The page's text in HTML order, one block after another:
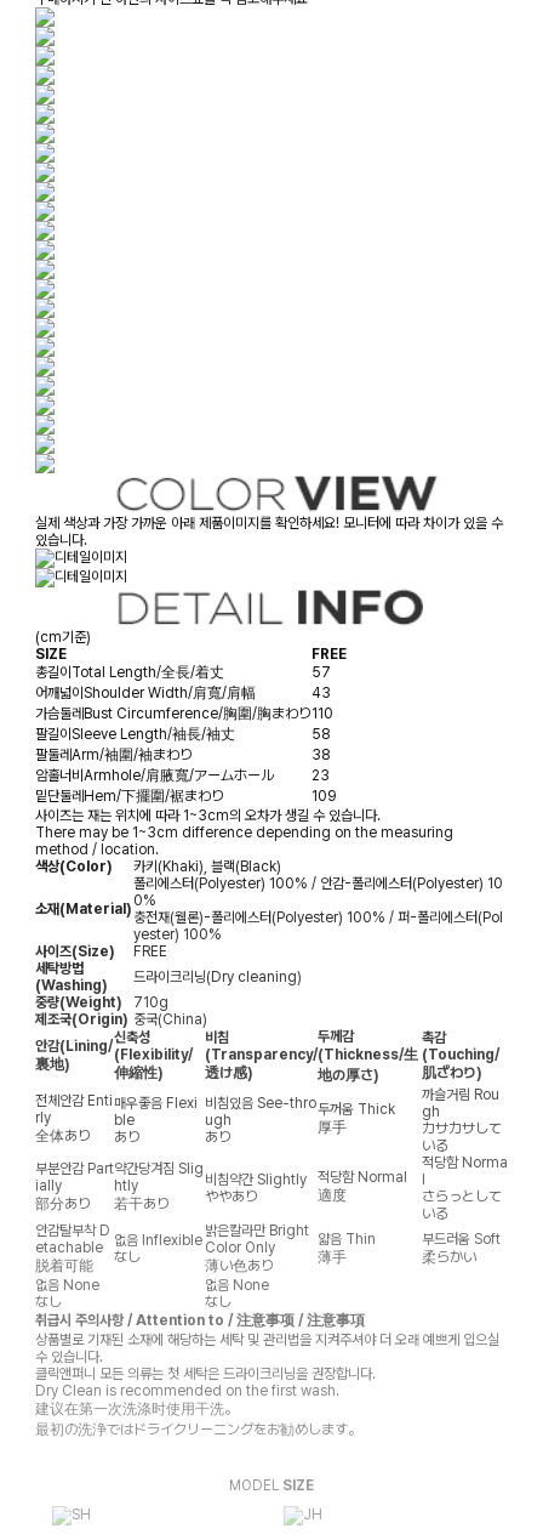
실제 색상과 가장 가까운 아래 제품이미지를 확인하세요! 모니터에 따라 차이가 있을 수
있습니다.
(cm기준)
SIZE
FREE
총길이Total Length/全長/着丈
57
어깨넓이Shoulder Width/肩寬/肩幅
43
가슴둘레Bust Circumference/胸圍/胸まわり110
팔길이Sleeve Length/袖長/袖丈
58
팔둘레Arm/袖圍/袖まわり
38
암홀너비Armhole/肩腋寬/アームホール
23
밑단둘레Hem/下擺圍/裾まわり
109
사이즈는 재는 위치에 따라 1~3cm의 오차가 생길 수 있습니다.
There may be 1~3cm difference depending on the measuring
method / location.
색상(Color)
카키(Khaki), 블랙(Black)
소재(Material)
폴리에스터(Polyester) 100% / 안감-폴리에스터(Polyester) 10
0%
충전재(웰론)-폴리에스터(Polyester) 100% / 퍼-폴리에스터(Pol
yester) 100%
사이즈(Size)
FREE
세탁방법
(Washing)
드라이크리닝(Dry cleaning)
중량(Weight)
710g
제조국(Origin) 중국(China)
안감(Lining/
裏地)
신축성
(Flexibility/
伸縮性)
비침
(Transparency/
透け感)
두께감
(Thickness/生
地の厚さ)
촉감
(Touching/
肌ざわり)
전체안감 Enti
rly
全体あり
매우좋음 Flexi
ble
あり
비침있음 See-thro
ugh
あり
두꺼움 Thick
厚手
까슬거림 Rou
gh
カサカサして
いる
부분안감 Part
ially
部分あり
약간당겨짐 Slig
htly
若干あり
비침약간 Slightly
ややあり
적당함 Normal
適度
적당함 Norma
l
さらっとして
いる
안감탈부착 D
etachable
脱着可能
없음 Inflexible
なし
밝은칼라만 Bright
Color Only
薄い色あり
얇음 Thin
薄手
부드러움 Soft
柔らかい
없음 None
なし
없음 None
なし
취급시 주의사항 / Attention to / 注意事项 / 注意事項
상품별로 기재된 소재에 해당하는 세탁 및 관리법을 지켜주셔야 더 오래 예쁘게 입으실
수 있습니다.
클릭앤퍼니 모든 의류는 첫 세탁은 드라이크리닝을 권장합니다.
Dry Clean is recommended on the first wash.
建议在第一次洗涤时使用干洗。
最初の洗浄ではドライクリーニングをお勧めします。
MODEL SIZE